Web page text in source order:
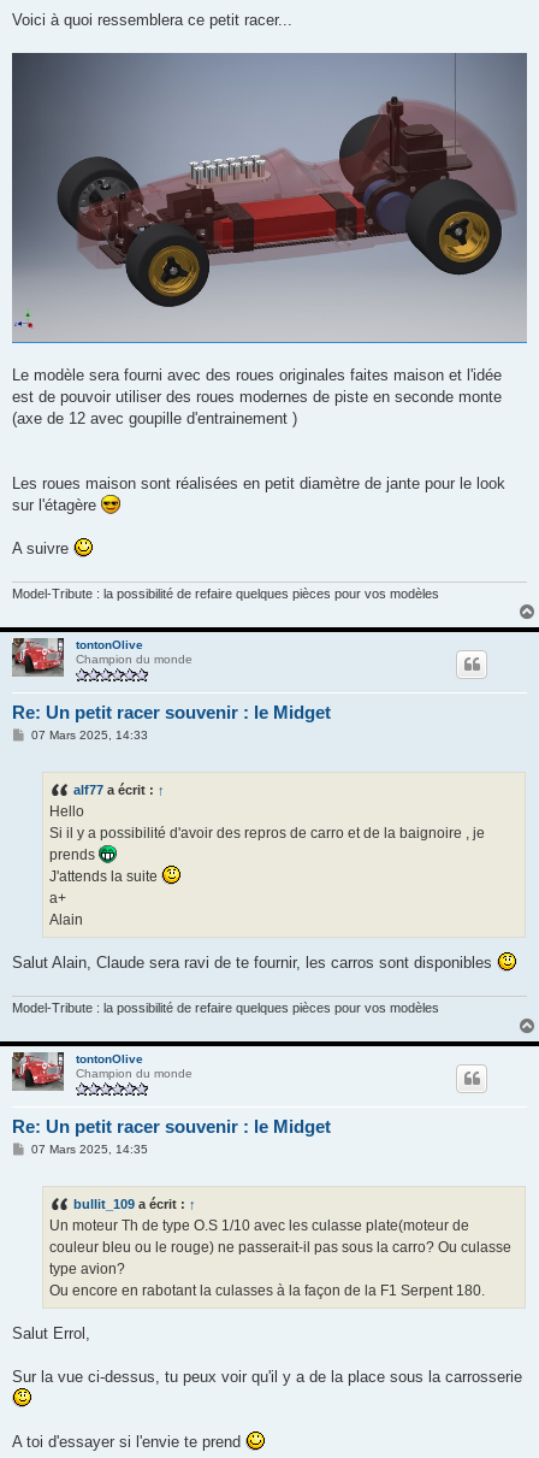
g
Voici à quoi ressemblera ce petit racer...
Le modèle sera fourni avec des roues originales faites maison et l'idée
est de pouvoir utiliser des roues modernes de piste en seconde monte
(axe de 12 avec goupille d'entrainement )
Les roues maison sont réalisées en petit diamètre de jante pour le look
sur l'étagère
A suivre
Model-Tribute : la possibilité de refaire quelques pièces pour vos modèles
tontonOlive
Champion du monde
Re: Un petit racer souvenir : le Midget
M07 Mars 2025, 14:33
alf77 a écrit : ↑
Hello
Si il y a possibilité d'avoir des repros de carro et de la baignoire , je
prends
J'attends la suite
a+
Alain
Salut Alain, Claude sera ravi de te fournir, les carros sont disponibles
Model-Tribute : la possibilité de refaire quelques pièces pour vos modèles
tontonOlive
Champion du monde
Re: Un petit racer souvenir : le Midget
M07 Mars 2025, 14:35
bullit_109 a écrit : ↑
Un moteur Th de type O.S 1/10 avec les culasse plate(moteur de
couleur bleu ou le rouge) ne passerait-il pas sous la carro? Ou culasse
type avion?
Ou encore en rabotant la culasses à la façon de la F1 Serpent 180.
Salut Errol,
Sur la vue ci-dessus, tu peux voir qu'il y a de la place sous la carrosserie
A toi d'essayer si l'envie te prend